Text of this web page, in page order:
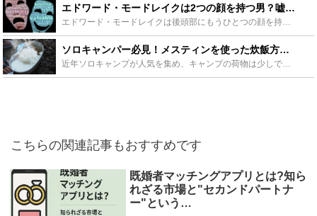
エドワード・モードレイクは2つの顔を持つ男？嘘？本当？逸話を紹介 - Leisurego(レジャーゴー)
エドワード・モードレイクは後頭部にもうひとつの顔を持って生まれた人物です。病気ともフィクションなどの嘘とも噂されますが真相は不明です。この記事ではその顔が持つ奇妙な特徴やエドワード・モードレイクの呪...
ソロキャンパー必見！メスティンを使った炊飯方法をご紹介！ - Leisurego(レジャーゴー)
近年ソロキャンプが人気を集め、キャンプの荷物は少しでも軽くしたいですよね。そこでおすすめなのがメスティン。メスティンは炊飯にも使え、そして軽量です。今度のソロキャンプはメスティンで炊飯をしてみてはい...
こちらの関連記事もおすすめです
既婚者マッチングアプリとは?知ら
れざる市場と"セカンドパートナ
ー"という…